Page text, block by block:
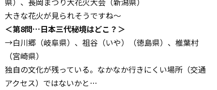
大きな花火が見られそうですね〜
＜第8問…日本三代秘境はどこ？＞
→白川郷（岐阜県）、祖谷（いや）（徳島県）、椎葉村
（宮崎県）
独自の文化が残っている。なかなか行きにくい場所（交通
アクセス）ではないかと…